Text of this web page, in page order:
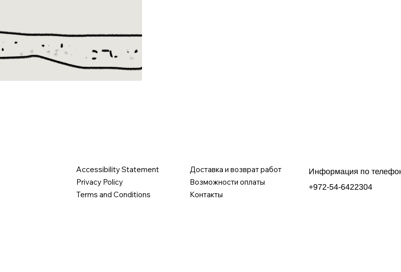
Accessibility Statement
Privacy Policy
Terms and Conditions
Доставка и возврат работ
Возможности оплаты
Контакты
Информация по
+972-54-6422304